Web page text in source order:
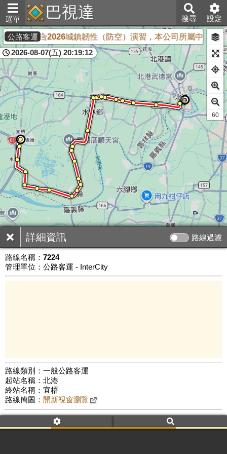
選單 巴視達 搜尋 設定
詳細資訊 路線過濾
路線名稱： 7224
管理單位：公路客運 - InterCity
路線類別：一般公路客運
起站名稱：北港
終站名稱：宜梧
路線簡圖： 開新視窗瀏覽
附屬名稱：7224
車頭描述：北港
宜梧
公路客運
為配合2026城鎮韌性（防空）演習，本公司所屬中興新
2026-08-07(五) 20:19:12
公車數量: 累計6618、上線5261
61